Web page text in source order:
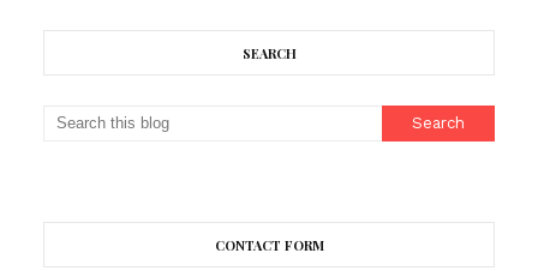
SEARCH
CONTACT FORM